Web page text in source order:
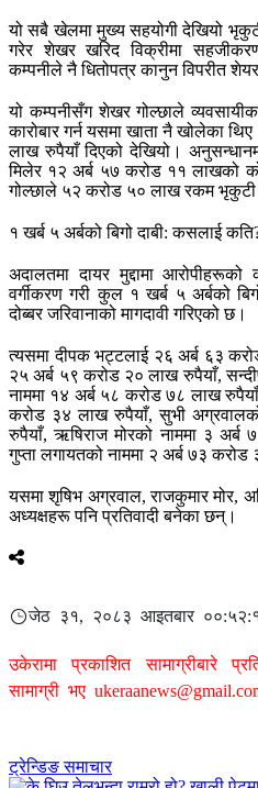
यो सबै खेलमा मुख्य सहयोगी देखियो
गरेर शेखर खरिद विक्रीमा
कम्पनीले नै धितोपत्र कानुन विपरीत
यो कम्पनीसँग शेखर गोल्छाले
कारोबार गर्न यसमा खाता नै खोलेका
लाख रुपैयाँ दिएको देखियो।
मिलेर १२ अर्ब ५७ करोड ११ लाखको
गोल्छाले ५२ करोड ५० लाख रकम भृकुटी
१ खर्ब ५ अर्बको बिगो दाबी: कसलाई
अदालतमा दायर मुद्दामा
वर्गीकरण गरी कुल १ खर्ब ५ अर्बको
दोब्बर जरिवानाको मागदावी गरिएको छ।
त्यसमा दीपक भट्टलाई २६ अर्ब ६३
२५ अर्ब ५९ करोड २० लाख रुपैयाँ,
नाममा १४ अर्ब ५८ करोड ७८ लाख
करोड ३४ लाख रुपैयाँ, सुभी
रुपैयाँ, ऋषिराज मोरको नाममा ३ अर्ब
गुप्ता लगायतको नाममा २ अर्ब ७३
यसमा शृषिभ अग्रवाल, राजकुमार मोर,
अध्यक्षहरू पनि प्रतिवादी बनेका छन्।
जेठ ३१, २०८३ आइतबार
उकेरामा प्रकाशित सामाग्रीबारे
सामाग्री भए
ट्रेन्डिङ समाचार